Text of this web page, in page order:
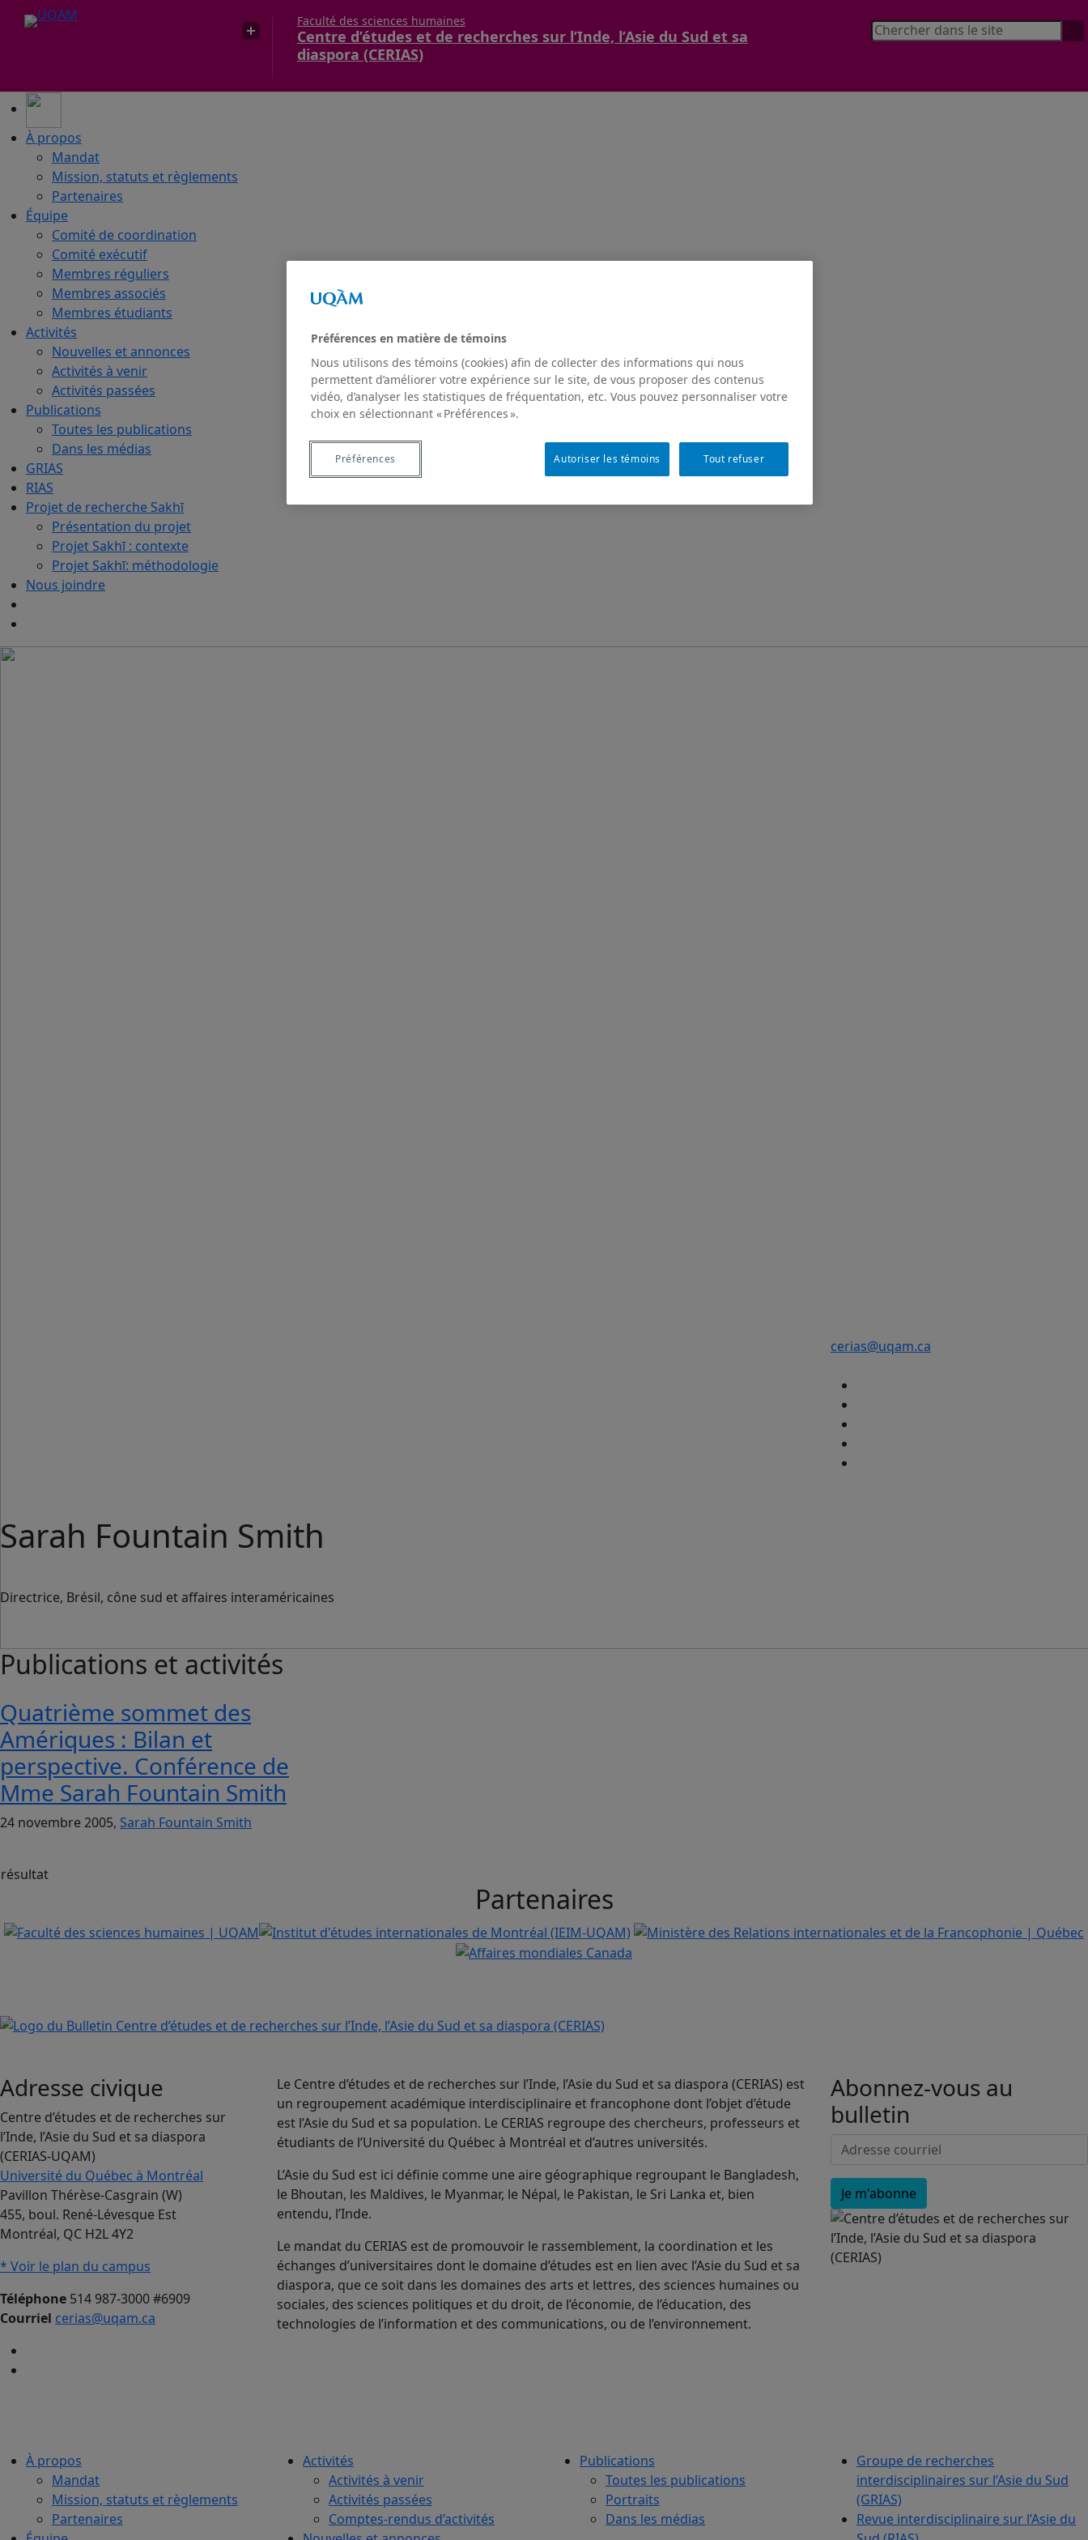
Faculté des sciences humaines
Centre d’études et de recherches sur l’Inde, l’Asie du Sud et sa
diaspora (CERIAS)
À propos
Mandat
Mission, statuts et règlements
Partenaires
Équipe
Comité de coordination
Comité exécutif
Membres réguliers
Membres associés
Membres étudiants
Activités
Nouvelles et annonces
Activités à venir
Activités passées
Publications
Toutes les publications
Dans les médias
GRIAS
RIAS
Projet de recherche Sakhī
Présentation du projet
Projet Sakhī : contexte
Projet Sakhī: méthodologie
Nous joindre
Sarah Fountain Smith
Directrice, Brésil, cône sud et affaires interaméricaines
cerias@uqam.ca
Publications et activités
Quatrième sommet des
Amériques : Bilan et
perspective. Conférence de
Mme Sarah Fountain Smith
24 novembre 2005, Sarah Fountain Smith
Partenaires
Adresse civique
Centre d’études et de recherches sur
l’Inde, l’Asie du Sud et sa diaspora
(CERIAS-UQAM)
Université du Québec à Montréal
Pavillon Thérèse-Casgrain (W)
455, boul. René-Lévesque Est
Montréal, QC H2L 4Y2
* Voir le plan du campus
Téléphone 514 987-3000 #6909
Courriel cerias@uqam.ca
Le Centre d’études et de recherches sur l’Inde, l’Asie du Sud et sa diaspora (CERIAS) est
un regroupement académique interdisciplinaire et francophone dont l’objet d’étude
est l’Asie du Sud et sa population. Le CERIAS regroupe des chercheurs, professeurs et
étudiants de l’Université du Québec à Montréal et d’autres universités.
L’Asie du Sud est ici définie comme une aire géographique regroupant le Bangladesh,
le Bhoutan, les Maldives, le Myanmar, le Népal, le Pakistan, le Sri Lanka et, bien
entendu, l’Inde.
Le mandat du CERIAS est de promouvoir le rassemblement, la coordination et les
échanges d’universitaires dont le domaine d’études est en lien avec l’Asie du Sud et sa
diaspora, que ce soit dans les domaines des arts et lettres, des sciences humaines ou
sociales, des sciences politiques et du droit, de l’économie, de l’éducation, des
technologies de l’information et des communications, ou de l’environnement.
Abonnez-vous au
bulletin
À propos
Mandat
Mission, statuts et règlements
Partenaires
Activités
Activités à venir
Activités passées
Comptes-rendus d’activités
Publications
Toutes les publications
Portraits
Dans les médias
Groupe de recherches
interdisciplinaires sur l’Asie du Sud
(GRIAS)
Revue interdisciplinaire sur l’Asie du
Préférences en matière de témoins
Nous utilisons des témoins (cookies) afin de collecter des informations qui nous
permettent d’améliorer votre expérience sur le site, de vous proposer des contenus
vidéo, d’analyser les statistiques de fréquentation, etc. Vous pouvez personnaliser votre
choix en sélectionnant « Préférences ».
Tout refuser
Autoriser les témoins
Préférences